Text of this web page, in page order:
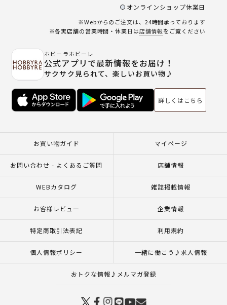
オンラインショップ休業日
※Webからのご注文は、24時間承っております
※各実店舗の営業時間・休業日は店舗情報をご覧ください
ホビーラホビーレ
公式アプリで最新情報をお届け！
サクサク見られて、楽しいお買い物♪
詳しくはこちら
お買い物ガイド マイページ
お問い合わせ - よくあるご質問 店舗情報
WEBカタログ 雑誌掲載情報
お客様レビュー 企業情報
特定商取引法表記 利用規約
個人情報ポリシー 一緒に働こう♪求人情報
おトクな情報♪メルマガ登録